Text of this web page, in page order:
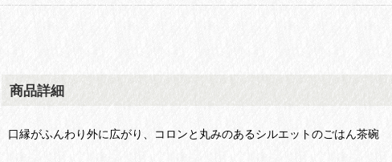
商品詳細
口縁がふんわり外に広がり、コロンと丸みのあるシルエットのごはん茶碗